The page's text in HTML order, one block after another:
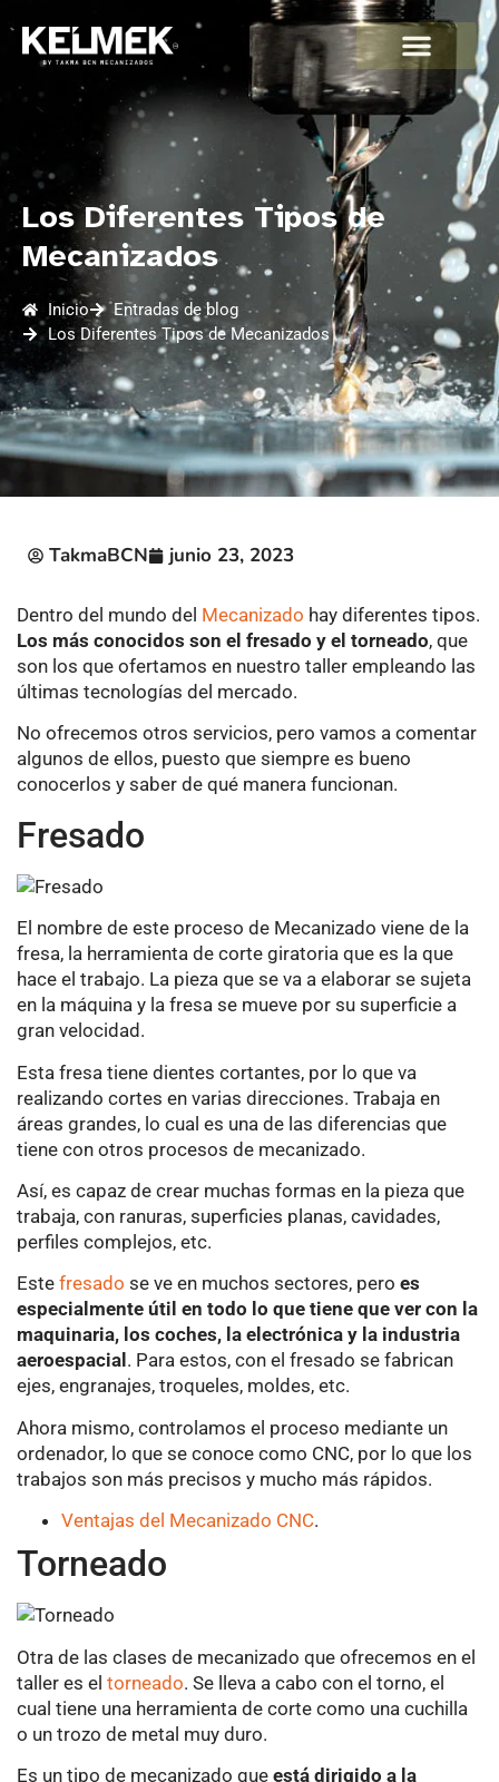
Los Diferentes Tipos de
Mecanizados
Inicio
Entradas de blog
Los Diferentes Tipos de Mecanizados
TakmaBCN junio 23, 2023
Dentro del mundo del Mecanizado hay diferentes tipos.
Los más conocidos son el fresado y el torneado, que
son los que ofertamos en nuestro taller empleando las
últimas tecnologías del mercado.
No ofrecemos otros servicios, pero vamos a comentar
algunos de ellos, puesto que siempre es bueno
conocerlos y saber de qué manera funcionan.
Fresado
El nombre de este proceso de Mecanizado viene de la
fresa, la herramienta de corte giratoria que es la que
hace el trabajo. La pieza que se va a elaborar se sujeta
en la máquina y la fresa se mueve por su superficie a
gran velocidad.
Esta fresa tiene dientes cortantes, por lo que va
realizando cortes en varias direcciones. Trabaja en
áreas grandes, lo cual es una de las diferencias que
tiene con otros procesos de mecanizado.
Así, es capaz de crear muchas formas en la pieza que
trabaja, con ranuras, superficies planas, cavidades,
perfiles complejos, etc.
Este fresado se ve en muchos sectores, pero es
especialmente útil en todo lo que tiene que ver con la
maquinaria, los coches, la electrónica y la industria
aeroespacial . Para estos, con el fresado se fabrican
ejes, engranajes, troqueles, moldes, etc.
Ahora mismo, controlamos el proceso mediante un
ordenador, lo que se conoce como CNC, por lo que los
trabajos son más precisos y mucho más rápidos.
Ventajas del Mecanizado CNC.
Torneado
Otra de las clases de mecanizado que ofrecemos en el
taller es el torneado. Se lleva a cabo con el torno, el
cual tiene una herramienta de corte como una cuchilla
o un trozo de metal muy duro.
Es un tipo de mecanizado que está dirigido a la